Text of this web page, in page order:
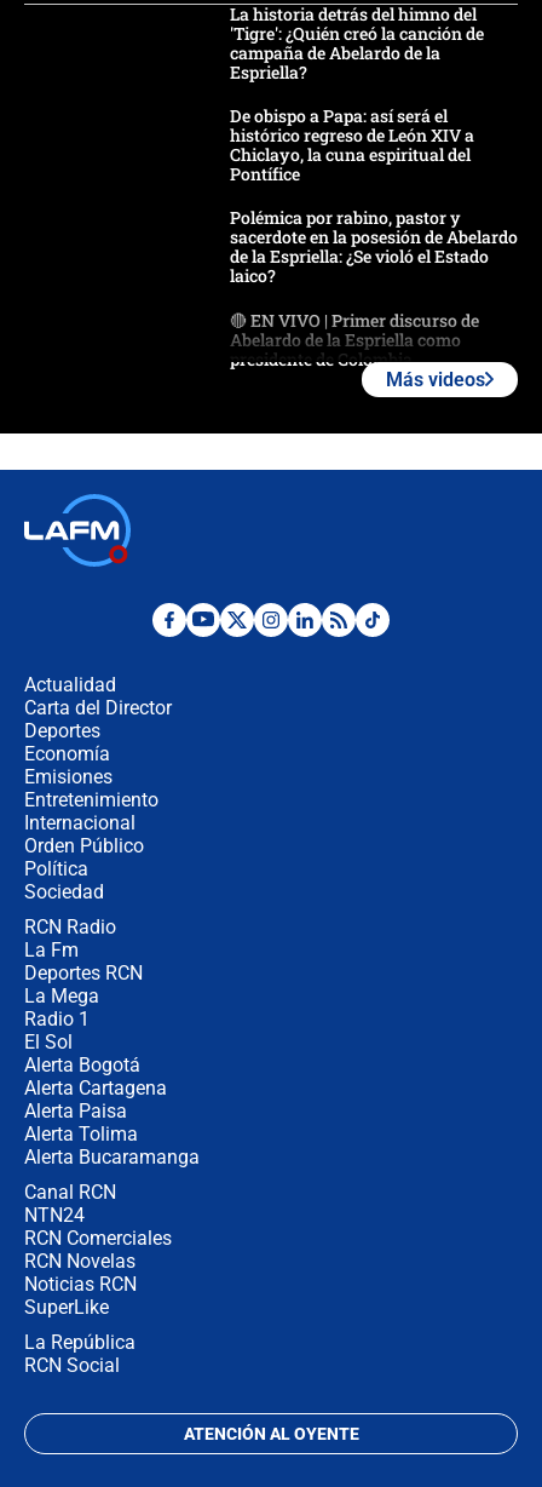
La historia detrás del himno del
'Tigre': ¿Quién creó la canción de
campaña de Abelardo de la
Espriella?
De obispo a Papa: así será el
histórico regreso de León XIV a
Chiclayo, la cuna espiritual del
Pontífice
Polémica por rabino, pastor y
sacerdote en la posesión de Abelardo
de la Espriella: ¿Se violó el Estado
laico?
🔴 EN VIVO | Primer discurso de
Abelardo de la Espriella como
presidente de Colombia
Espriella en Cali inicia la
Desde dermatitis hasta infecciones:
Más videos
Actualidad
Carta del Director
Deportes
Economía
Emisiones
Entretenimiento
Internacional
Orden Público
Política
Sociedad
RCN Radio
La Fm
Deportes RCN
La Mega
Radio 1
El Sol
Alerta Bogotá
Alerta Cartagena
Alerta Paisa
Alerta Tolima
Alerta Bucaramanga
Canal RCN
NTN24
RCN Comerciales
RCN Novelas
Noticias RCN
SuperLike
La República
RCN Social
ATENCIÓN AL OYENTE